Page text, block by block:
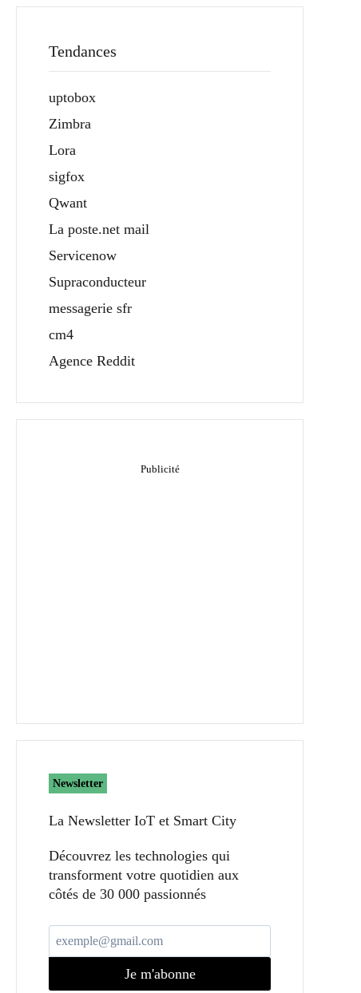
Tendances
uptobox
Zimbra
Lora
sigfox
Qwant
La poste.net mail
Servicenow
Supraconducteur
messagerie sfr
cm4
Agence Reddit
Newsletter
La Newsletter IoT et Smart City​
Découvrez les technologies qui
transforment votre quotidien aux
côtés de 30 000 passionnés
Je m'abonne